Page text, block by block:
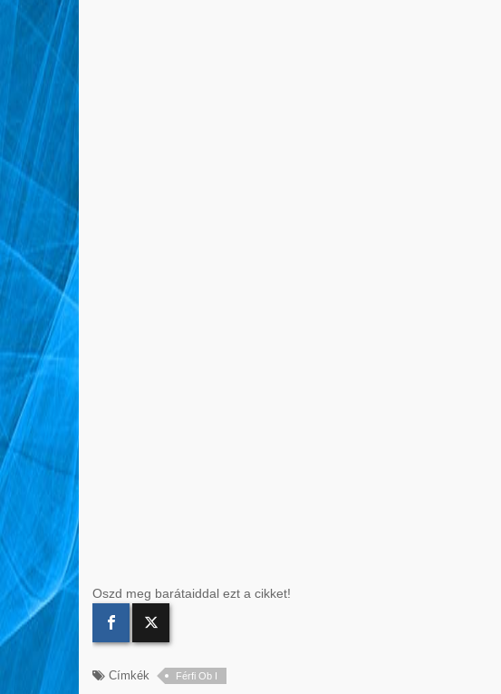
Oszd meg barátaiddal ezt a cikket!
Címkék Férfi Ob I